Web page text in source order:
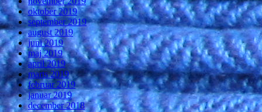
oktober 2019
september 2019
august 2019
juni 2019
maj 2019
april 2019
marts 2019
februar 2019
januar 2019
december 2018